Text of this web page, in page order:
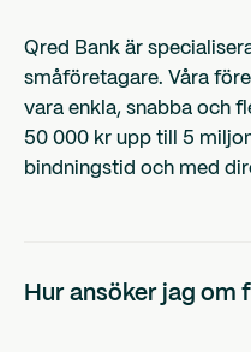
Qred Bank är
småföretagare. Våra
vara enkla, snabba och
50 000 kr upp till 5
bindningstid och med
Hur ansöker jag om